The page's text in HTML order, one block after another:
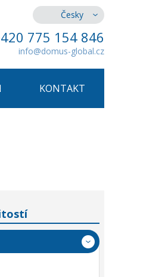
Česky
775 154 846
info@domus-global.cz
KONTAKT